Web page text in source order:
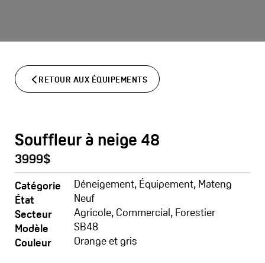
contenu
RETOUR AUX ÉQUIPEMENTS
Souffleur à neige 48
3999$
Catégorie Déneigement, Équipement, Mateng
État
Neuf
Secteur
Agricole, Commercial, Forestier
Modèle
SB48
Couleur
Orange et gris